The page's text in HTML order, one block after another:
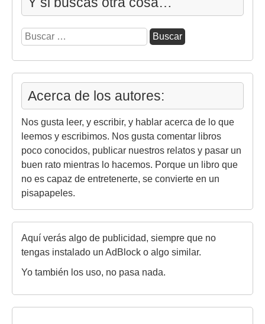
Buscar:
Acerca de los autores:
Nos gusta leer, y escribir, y hablar acerca de lo que
leemos y escribimos. Nos gusta comentar libros
poco conocidos, publicar nuestros relatos y pasar un
buen rato mientras lo hacemos. Porque un libro que
no es capaz de entretenerte, se convierte en un
pisapapeles.
Aquí verás algo de publicidad, siempre que no
tengas instalado un AdBlock o algo similar.
Yo también los uso, no pasa nada.